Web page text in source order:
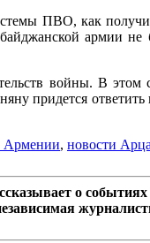
ПВО, как
армии
войны. В
придется
Армении, новости
о